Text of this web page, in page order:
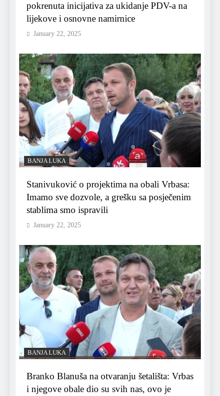
pokrenuta inicijativa za ukidanje PDV-a na
lijekove i osnovne namirnice
January 22, 2025
BANJA LUKA
Stanivuković o projektima na obali Vrbasa:
Imamo sve dozvole, a grešku sa posječenim
stablima smo ispravili
January 22, 2025
BANJA LUKA
Branko Blanuša na otvaranju šetališta: Vrbas
i njegove obale dio su svih nas, ovo je